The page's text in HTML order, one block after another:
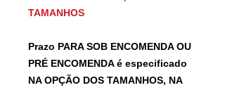
TAMANHOS
Prazo PARA SOB ENCOMENDA OU
PRÉ ENCOMENDA é especificado
NA OPÇÃO DOS TAMANHOS, NA